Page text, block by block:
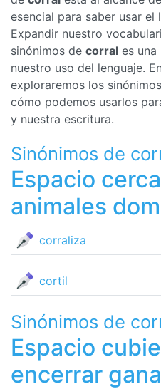
esencial para saber usar el
Expandir nuestro
sinónimos de corral es
nuestro uso del lenguaje.
exploraremos los
cómo podemos usarlos
y nuestra escritura.
Sinónimos de
Espacio
animales
corraliza
cortil
Sinónimos de
Espacio
encerrar